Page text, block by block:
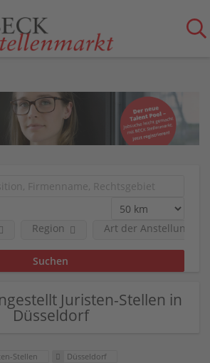
Region Art der Anstellung
Juristen-Stellen in
Düsseldorf
Stellen
Düsseldorf